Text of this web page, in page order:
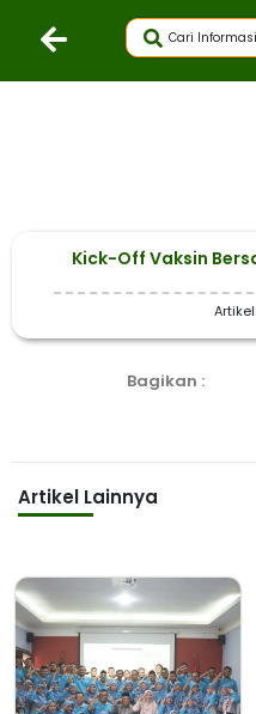
Kick-Off Vaksin
Artikel
Bagikan :
Artikel Lainnya